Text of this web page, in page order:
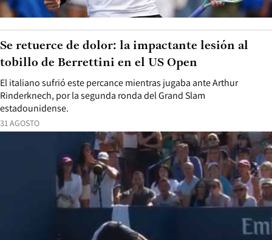
31 AGOSTO
El italiano sufrió este percance mientras jugaba ante Arthur
Rinderknech, por la segunda ronda del Grand Slam
estadounidense.
Se retuerce de dolor: la impactante lesión al
tobillo de Berrettini en el US Open